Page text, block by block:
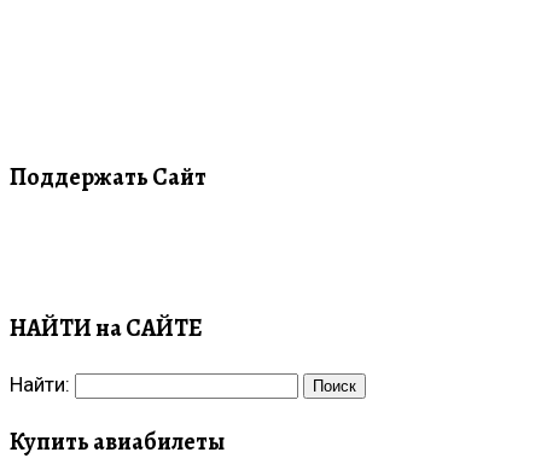
Поддержать Сайт
НАЙТИ на САЙТЕ
Найти:
Купить авиабилеты